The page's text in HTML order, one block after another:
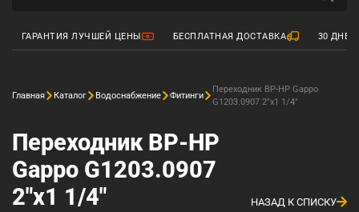
ГАРАНТИЯ ЛУЧШЕЙ ЦЕНЫ БЕСПЛАТНАЯ ДОСТАВКА 30
Главная Каталог Водоснабжение Фитинги
Переходник ВР-НР Gappo
G1203.0907 2"x1 1/4"
Переходник ВР-НР
Gappo G1203.0907
2"x1 1/4"
НАЗАД К СПИСКУ